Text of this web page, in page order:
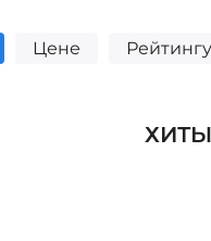
Цене Рейтингу